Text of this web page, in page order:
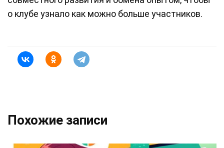
о клубе узнало как можно больше участников.
Похожие записи